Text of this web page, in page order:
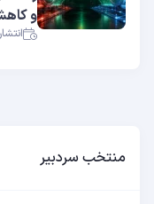
و
انتشار: 1405/
منتخب سردبیر